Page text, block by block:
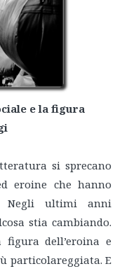
e la figura
si sprecano
eroine che hanno
Negli ultimi anni
stia cambiando.
figura dell’eroina e
particolareggiata. E